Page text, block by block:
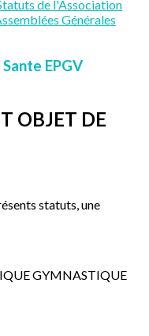
de l'Association
Générales
EPGV
OBJET DE
statuts, une
GYMNASTIQUE